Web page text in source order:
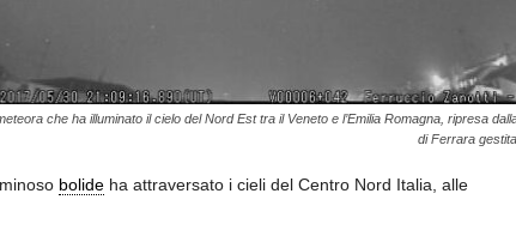
che ha illuminato il cielo del Nord Est tra il Veneto e l’Emilia Romagna, ripresa
di Ferrara
bolideha attraversato i cieli del Centro Nord Italia, alle